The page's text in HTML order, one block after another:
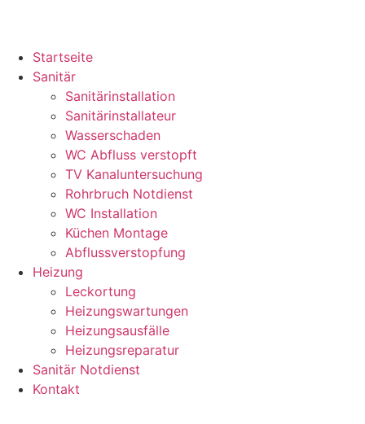
Startseite
Sanitär
Sanitärinstallation
Sanitärinstallateur
Wasserschaden
WC Abfluss verstopft
TV Kanaluntersuchung
Rohrbruch Notdienst
WC Installation
Küchen Montage
Abflussverstopfung
Heizung
Leckortung
Heizungswartungen
Heizungsausfälle
Heizungsreparatur
Sanitär Notdienst
Kontakt